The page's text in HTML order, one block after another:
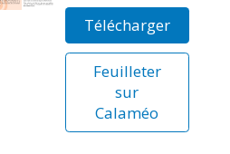
Télécharger
Feuilleter
sur
Calaméo